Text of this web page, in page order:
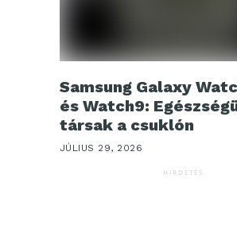
Samsung Galaxy
és Watch9:
társak a csuklón
JÚLIUS 29, 2026
HIRDETÉS